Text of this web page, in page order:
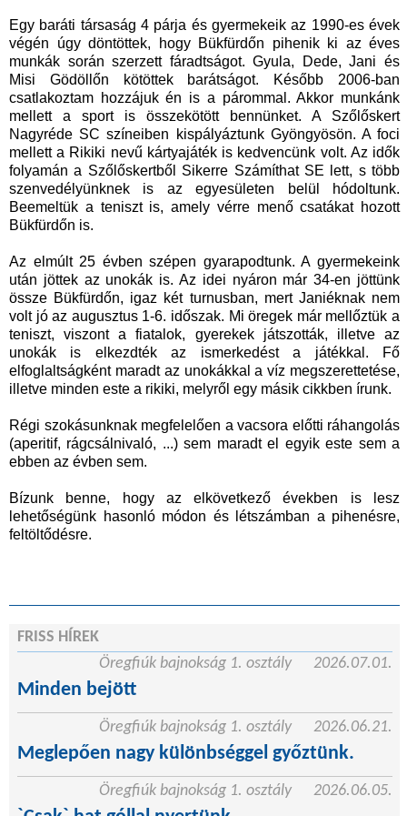
Egy baráti társaság 4 párja és gyermekeik az 1990-es évek
végén úgy döntöttek, hogy Bükfürdőn pihenik ki az éves
munkák során szerzett fáradtságot. Gyula, Dede, Jani és
Misi Gödöllőn kötöttek barátságot. Később 2006-ban
csatlakoztam hozzájuk én is a párommal. Akkor munkánk
mellett a sport is összekötött bennünket. A Szőlőskert
Nagyréde SC színeiben kispályáztunk Gyöngyösön. A foci
mellett a Rikiki nevű kártyajáték is kedvencünk volt. Az idők
folyamán a Szőlőskertből Sikerre Számíthat SE lett, s több
szenvedélyünknek is az egyesületen belül hódoltunk.
Beemeltük a teniszt is, amely vérre menő csatákat hozott
Bükfürdőn is.
Az elmúlt 25 évben szépen gyarapodtunk. A gyermekeink
után jöttek az unokák is. Az idei nyáron már 34-en jöttünk
össze Bükfürdőn, igaz két turnusban, mert Janiéknak nem
volt jó az augusztus 1-6. időszak. Mi öregek már mellőztük a
teniszt, viszont a fiatalok, gyerekek játszották, illetve az
unokák is elkezdték az ismerkedést a játékkal. Fő
elfoglaltságként maradt az unokákkal a víz megszerettetése,
illetve minden este a rikiki, melyről egy másik cikkben írunk.
Régi szokásunknak megfelelően a vacsora előtti ráhangolás
(aperitif, rágcsálnivaló, ...) sem maradt el egyik este sem a
ebben az évben sem.
Bízunk benne, hogy az elkövetkező években is lesz
lehetőségünk hasonló módon és létszámban a pihenésre,
feltöltődésre.
FRISS HÍREK
Öregfiúk bajnokság 1. osztály
2026.07.01.
Minden bejött
Öregfiúk bajnokság 1. osztály 2026.06.21.
Meglepően nagy különbséggel győztünk.
Öregfiúk bajnokság 1. osztály 2026.06.05.